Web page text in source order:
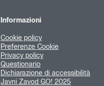
Informazioni
Cookie policy
Preferenze Cookie
Privacy policy
Questionario
Dichiarazione di accessibilità
Javni Zavod GO! 2025